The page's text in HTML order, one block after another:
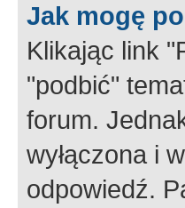
Jak mogę
Klikając link
"podbić"
forum.
wyłączona i
odpowiedź.